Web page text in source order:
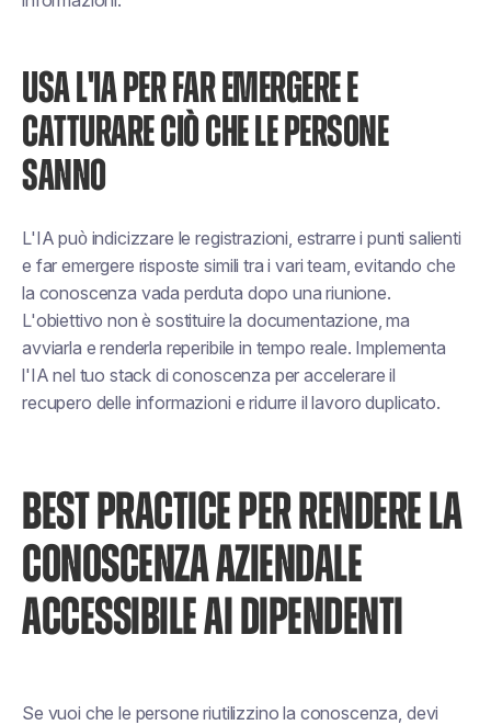
USA L'IA PER FAR EMERGERE E
CATTURARE CIÒ CHE LE PERSONE
SANNO
L'IA può indicizzare le registrazioni, estrarre i punti salienti
e far emergere risposte simili tra i vari team, evitando che
la conoscenza vada perduta dopo una riunione.
L'obiettivo non è sostituire la documentazione, ma
avviarla e renderla reperibile in tempo reale. Implementa
l'IA nel tuo stack di conoscenza per accelerare il
recupero delle informazioni e ridurre il lavoro duplicato.
BEST PRACTICE PER RENDERE LA
CONOSCENZA AZIENDALE
ACCESSIBILE AI DIPENDENTI
Se vuoi che le persone riutilizzino la conoscenza, devi